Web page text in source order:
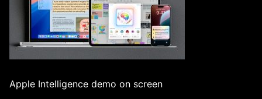
Apple Intelligence demo on screen